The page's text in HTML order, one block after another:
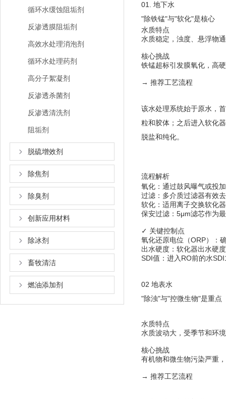
循环水缓蚀阻垢剂
反渗透膜阻垢剂
高效水处理消泡剂
循环水处理药剂
高分子絮凝剂
反渗透杀菌剂
反渗透清洗剂
阻垢剂
脱硫增效剂
除焦剂
除臭剂
创新应用材料
除冰剂
畜牧清洁
燃油添加剂
01. 地下水
"除铁锰"与"软化"是核心
水质特点
水质稳定，浊度、悬浮物
核心挑战
铁锰超标引发膜氧化，高
→ 推荐工艺流程
该水处理系统始于原水，
粒和胶体；之后进入软化
脱盐和纯化。
流程解析
氧化：通过鼓风曝气或投
过滤：多介质过滤器有效
软化：适用离子交换软化
保安过滤：5μm滤芯作为
✓ 关键控制点
氧化还原电位（ORP）：
出水硬度：软化器出水硬
SDI值：进入RO前的水
02 地表水
"除浊"与"控微生物"是重点
水质特点
水质波动大，受季节和环
核心挑战
有机物和微生物污染严重
→ 推荐工艺流程